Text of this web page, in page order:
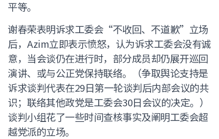
平等。
谢春荣表明诉求工委会“不收回、不道歉”立场
后，Azim立即表示愤怒，认为诉求工委会没有诚
意，当会谈仍在进行时，部分成员却仍展开巡回
演讲、或与公正党保持联络。（争取舆论支持是
诉求谈判代表在29日第一轮谈判后内部会议的共
识；联络其他政党是工委会30日会议的决定。）
谈判小组花了一些时间查核事实及阐明工委会超
越党派的立场。